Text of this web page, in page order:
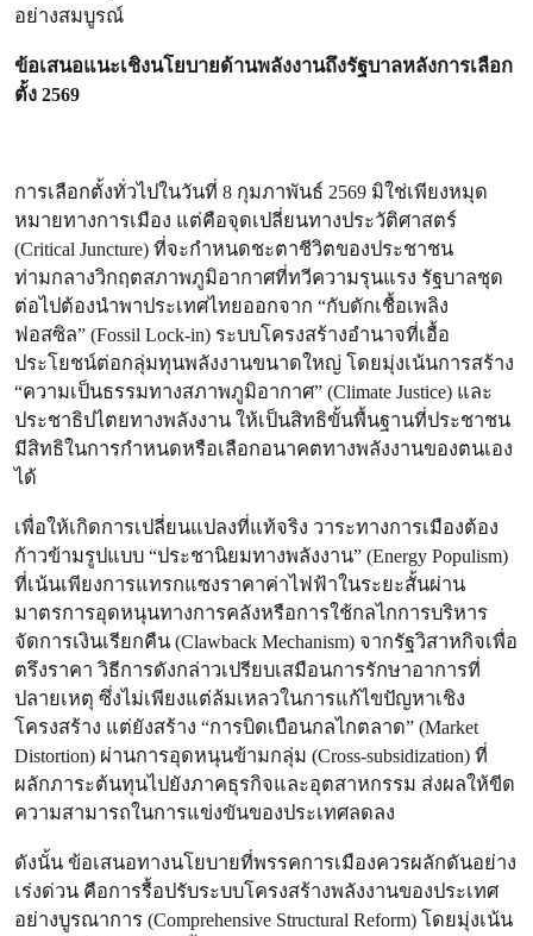
อย่างสมบูรณ์
ข้อเสนอแนะเชิงนโยบายด้านพลังงานถึงรัฐบาลหลังการเลือก
ตั้ง 2569
การเลือกตั้งทั่วไปในวันที่ 8 กุมภาพันธ์ 2569 มิใช่เพียงหมุด
หมายทางการเมือง แต่คือจุดเปลี่ยนทางประวัติศาสตร์
(Critical Juncture) ที่จะกำหนดชะตาชีวิตของประชาชน
ท่ามกลางวิกฤตสภาพภูมิอากาศที่ทวีความรุนแรง รัฐบาลชุด
ต่อไปต้องนำพาประเทศไทยออกจาก “กับดักเชื้อเพลิง
ฟอสซิล” (Fossil Lock-in) ระบบโครงสร้างอำนาจที่เอื้อ
ประโยชน์ต่อกลุ่มทุนพลังงานขนาดใหญ่ โดยมุ่งเน้นการสร้าง
“ความเป็นธรรมทางสภาพภูมิอากาศ” (Climate Justice) และ
ประชาธิปไตยทางพลังงาน ให้เป็นสิทธิขั้นพื้นฐานที่ประชาชน
มีสิทธิในการกำหนดหรือเลือกอนาคตทางพลังงานของตนเอง
ได้
เพื่อให้เกิดการเปลี่ยนแปลงที่แท้จริง วาระทางการเมืองต้อง
ก้าวข้ามรูปแบบ “ประชานิยมทางพลังงาน” (Energy Populism)
ที่เน้นเพียงการแทรกแซงราคาค่าไฟฟ้าในระยะสั้นผ่าน
มาตรการอุดหนุนทางการคลังหรือการใช้กลไกการบริหาร
จัดการเงินเรียกคืน (Clawback Mechanism) จากรัฐวิสาหกิจเพื่อ
ตรึงราคา วิธีการดังกล่าวเปรียบเสมือนการรักษาอาการที่
ปลายเหตุ ซึ่งไม่เพียงแต่ล้มเหลวในการแก้ไขปัญหาเชิง
โครงสร้าง แต่ยังสร้าง “การบิดเบือนกลไกตลาด” (Market
Distortion) ผ่านการอุดหนุนข้ามกลุ่ม (Cross-subsidization) ที่
ผลักภาระต้นทุนไปยังภาคธุรกิจและอุตสาหกรรม ส่งผลให้ขีด
ความสามารถในการแข่งขันของประเทศลดลง
ดังนั้น ข้อเสนอทางนโยบายที่พรรคการเมืองควรผลักดันอย่าง
เร่งด่วน คือการรื้อปรับระบบโครงสร้างพลังงานของประเทศ
อย่างบูรณาการ (Comprehensive Structural Reform) โดยมุ่งเน้น